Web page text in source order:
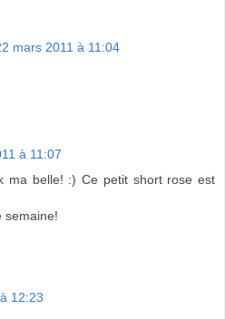
mars 2011 à 11:04
à 11:07
ma belle! :) Ce petit short rose est
semaine!
12:23